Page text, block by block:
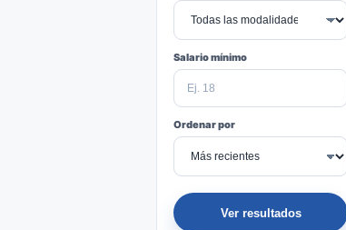
Salario mínimo
Ordenar por
Ver resultados